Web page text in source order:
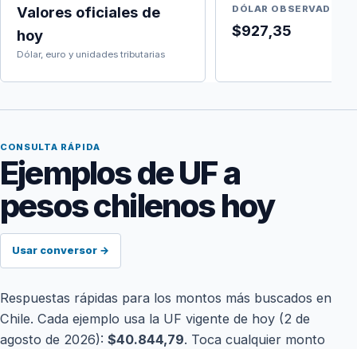
Valores oficiales de
hoy
Dólar, euro y unidades tributarias
DÓLAR OBSERVADO
$927,35
CONSULTA RÁPIDA
Ejemplos de UF a
pesos chilenos hoy
Usar conversor →
Respuestas rápidas para los montos más buscados en
Chile. Cada ejemplo usa la UF vigente de hoy (2 de
agosto de 2026): $40.844,79. Toca cualquier monto